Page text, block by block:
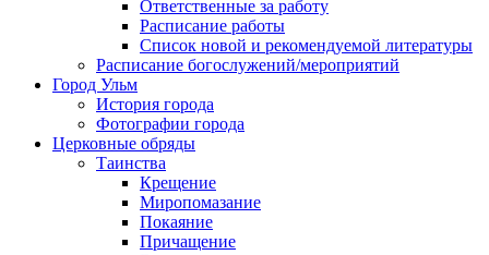
Ответственные за работу
Расписание работы
Список новой и рекомендуемой литературы
Расписание богослужений/мероприятий
Город Ульм
История города
Фотографии города
Церковные обряды
Таинства
Крещение
Миропомазание
Покаяние
Причащение